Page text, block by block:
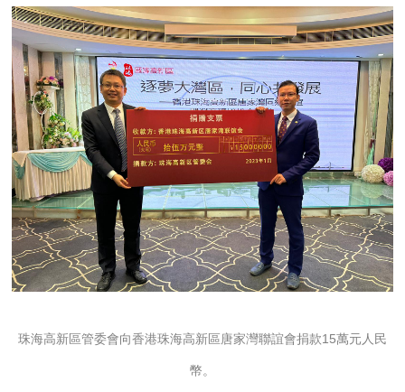
珠海高新區管委會向香港珠海高新區唐家灣聯誼會捐款15萬元人民
幣。